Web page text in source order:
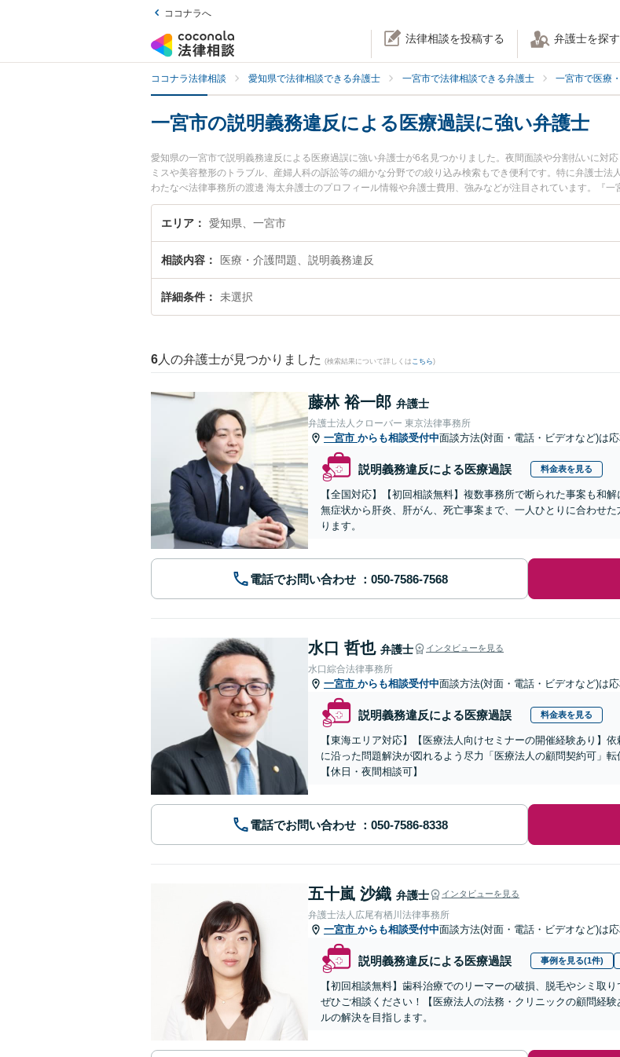
ココナラへ
法律相談を投稿する 弁護士を探す
ココナラ法律相談 愛知県で法律相談できる弁護士 一宮市で法律相談できる弁護士 一宮市で医療
一宮市の説明義務違反による医療過誤に強い弁護士
愛知県の一宮市で説明義務違反による医療過誤に強い弁護士が6名見つかりました。夜間面談や分割払いに対
ミスや美容整形のトラブル、産婦人科の訴訟等の細かな分野での絞り込み検索もでき便利です。特に弁護士法
わたなべ法律事務所の渡邊 海太弁護士のプロフィール情報や弁護士費用、強みなどが注目されています。『
ルを今すぐに弁護士に相談したい』『説明義務違反による医療過誤のトラブル解決の実績豊富な近くの弁護
相談できる一宮市内の弁護士に相談予約したい』などでお困りの相談者さんにおすすめです。
エリア 愛知県、一宮市
相談内容 医療・介護問題、説明義務違反
詳細条件 未選択
6 人の弁護士が見つかりました (検索結果について詳しくは こちら)
藤林 裕一郎 弁護士
弁護士法人クローバー 東京法律事務所
一宮市 からも相談受付中面談方法(対面・電話・ビデオなど)は
説明義務違反による医療過誤 料金表を見る
【全国対応】【初回相談無料】複数事務所で断られた事案も和
無症状から肝炎、肝がん、死亡事案まで、一人ひとりに合わせ
ります。
電話でお問い合わせ
水口 哲也 弁護士 インタビューを見る
水口綜合法律事務所
一宮市 からも相談受付中面談方法(対面・電話・ビデオなど)は
説明義務違反による医療過誤 料金表を見る
【東海エリア対応】【医療法人向けセミナーの開催経験あり】
に沿った問題解決が図れるよう尽力「医療法人の顧問契約可」
【休日・夜間相談可】
電話でお問い合わせ
五十嵐 沙織 弁護士 インタビューを見る
弁護士法人広尾有栖川法律事務所
一宮市 からも相談受付中面談方法(対面・電話・ビデオなど)は
説明義務違反による医療過誤 事例を見る(1件)
【初回相談無料】歯科治療でのリーマーの破損、脱毛やシミ取
ぜひご相談ください！【医療法人の法務・クリニックの顧問経
ルの解決を目指します。